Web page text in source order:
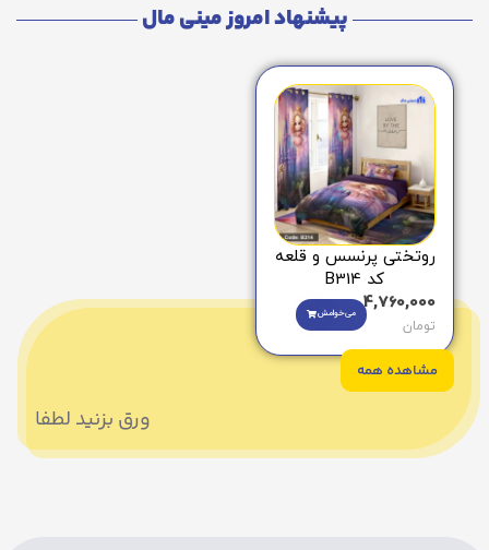
پیشنهاد امروز مینی مال
روتختی پرنسس و قلعه
کد B314
4,760,000
تومان
می‌خوامش
مشاهده همه
ورق بزنید لطفا